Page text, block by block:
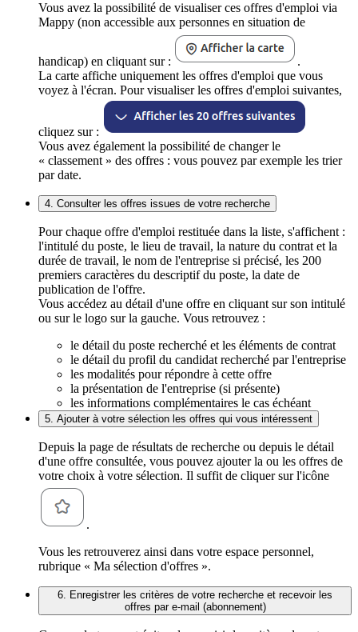
Vous avez la possibilité de visualiser ces offres d'emploi via
Mappy (non accessible aux personnes en situation de
handicap) en cliquant sur :
.
La carte affiche uniquement les offres d'emploi que vous
voyez à l'écran. Pour visualiser les offres d'emploi suivantes,
cliquez sur :
Vous avez également la possibilité de changer le
« classement » des offres : vous pouvez par exemple les trier
par date.
4. Consulter les offres issues de votre recherche
Pour chaque offre d'emploi restituée dans la liste, s'affichent :
l'intitulé du poste, le lieu de travail, la nature du contrat et la
durée de travail, le nom de l'entreprise si précisé, les 200
premiers caractères du descriptif du poste, la date de
publication de l'offre.
Vous accédez au détail d'une offre en cliquant sur son intitulé
ou sur le logo sur la gauche. Vous retrouvez :
le détail du poste recherché et les éléments de contrat
le détail du profil du candidat recherché par l'entreprise
les modalités pour répondre à cette offre
la présentation de l'entreprise (si présente)
les informations complémentaires le cas échéant
5. Ajouter à votre sélection les offres qui vous intéressent
Depuis la page de résultats de recherche ou depuis le détail
d'une offre consultée, vous pouvez ajouter la ou les offres de
votre choix à votre sélection. Il suffit de cliquer sur l'icône
.
Vous les retrouverez ainsi dans votre espace personnel,
rubrique « Ma sélection d'offres ».
6. Enregistrer les critères de votre recherche et recevoir les
offres par e-mail (abonnement)